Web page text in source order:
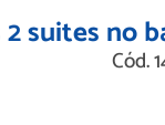
suites no
Cód.